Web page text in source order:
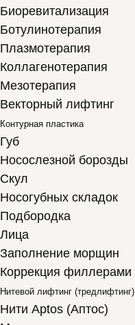
Биоревитализация
Ботулинотерапия
Плазмотерапия
Коллагенотерапия
Мезотерапия
Векторный лифтинг
Контурная пластика
Губ
Носослезной борозды
Скул
Носогубных складок
Подбородка
Лица
Заполнение морщин
Коррекция филлерами
Нитевой лифтинг (тредлифтинг)
Нити Aptos (Аптос)